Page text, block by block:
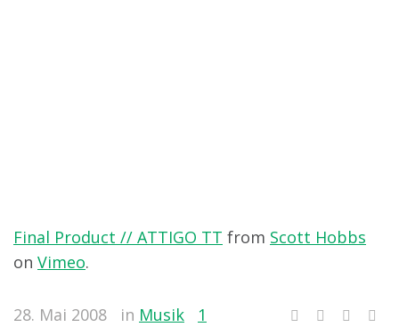
Final Product // ATTIGO TT from Scott Hobbs
on Vimeo.
28. Mai 2008 in Musik
1